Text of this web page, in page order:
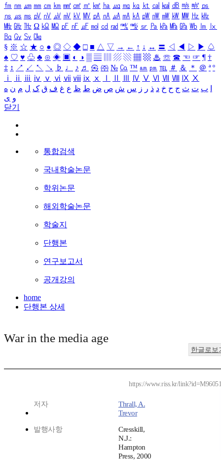
㎙ ㎚ ㎛ ㎜ ㎝ ㎞ ㎟ ㎠ ㎡ ㎢ ㏊ ㎍ ㎎ ㎏ ㏏ ㎈ ㎉ ㏈ ㎧ ㎨ ㎰
㎱ ㎲ ㎳ ㎴ ㎵ ㎶ ㎷ ㎸ ㎹ ㎀ ㎁ ㎂ ㎃ ㎄ ㎺ ㎻ ㎽ ㎾ ㎿ ㎐ ㎑
㎒ ㎓ ㎔ Ω ㏀ ㏁ ㎊ ㎋ ㎌ ㏖ ㏅ ㎭ ㎮ ㎯ ㏛ ㎩ ㎪ ㎫ ㎬ ㏝ ㏐
㏓
㏃ ㏉ ㏜ ㏆
§ ※ ☆ ★ ○ ● ◎ ◇ ◆ □ ■ △ ▽ → ← ↑ ↓ ↔ 〓 ◁ ◀ ▷ ▶ ♤
♠ ♡ ♥ ♧ ♣ ⊙ ◈ ▣ ◐ ◑ ▒ ▤ ▨ ▧ ▦ ▩ ♨ ☏ ☎ ☜ ☞ ¶ †
‡ ↕ ↗ ↙ ↖ ↘ ♭ ♩ ♪ ♬ ㉿ ㈜ № ㏇ ™ ㏂ ㏘ ℡ ＃ ＆ ＊ ＠ ª º
ⅰ
ⅱ ⅲ ⅳ ⅴ ⅵ ⅶ ⅷ ⅸ ⅹ Ⅳ Ⅴ Ⅵ Ⅶ Ⅷ Ⅸ Ⅹ
ب ت ث ج ح خ د ذ ر ز س ش ص ض ط ظ ع غ ف ق ک ل م ن ه
و ی
닫기
통합검색
국내학술논문
학위논문
해외학술논문
학술지
단행본
연구보고서
공개강의
home
단행본 상세
War in the media age
한글로보
https://www.riss.kr/
저자
Thrall, A.
Trevor
발행사항
Cresskill,
N.J.:
Hampton
Press, 2000